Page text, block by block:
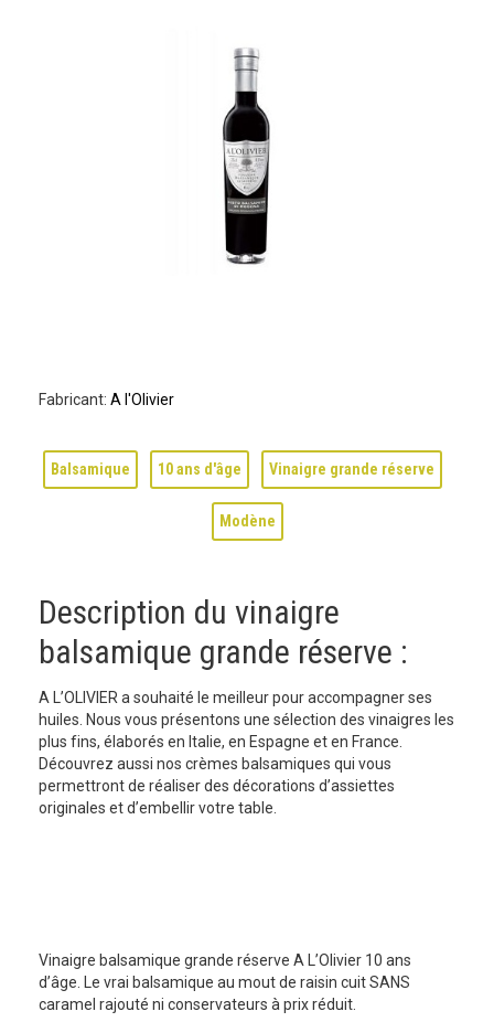
Fabricant: A l'Olivier
Balsamique 10 ans d'âge Vinaigre grande réserve
Modène
Description du vinaigre
balsamique grande réserve :
A L’OLIVIER a souhaité le meilleur pour accompagner ses
huiles. Nous vous présentons une sélection des vinaigres les
plus fins, élaborés en Italie, en Espagne et en France.
Découvrez aussi nos crèmes balsamiques qui vous
permettront de réaliser des décorations d’assiettes
originales et d’embellir votre table.
Vinaigre balsamique grande réserve A L’Olivier 10 ans
d’âge. Le vrai balsamique au mout de raisin cuit SANS
caramel rajouté ni conservateurs à prix réduit.